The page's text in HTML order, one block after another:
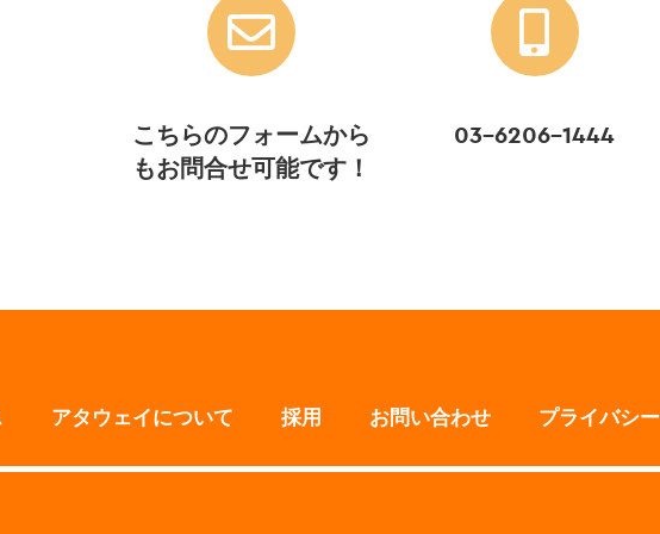
こちらのフォームから
もお問合せ可能です！
03-6206-1444
アタウェイについて 採用 お問い合わせ プライバシ